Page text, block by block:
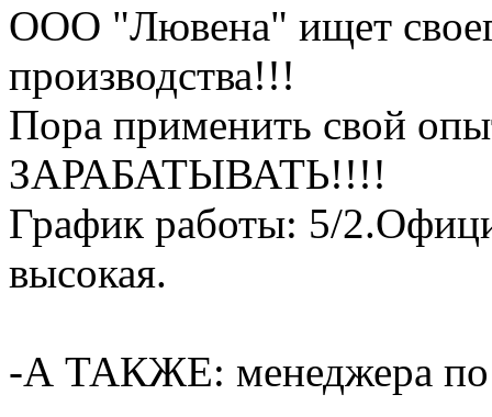
ООО "Лювена" ищет
производства!!!
Пора применить свой
ЗАРАБАТЫВАТЬ!!!!
График работы: 5/
высокая.
-А ТАКЖЕ: менеджера